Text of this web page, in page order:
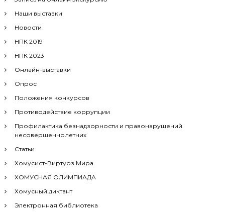
Наши выставки
Новости
НПК 2019
НПК 2023
Онлайн-выставки
Опрос
Положения конкурсов
Противодействие коррупции
Профилактика безнадзорности и правонарушений
несовершеннолетних
Статьи
Хомусист-Виртуоз Мира
ХОМУСНАЯ ОЛИМПИАДА
Хомусный диктант
Электронная библиотека